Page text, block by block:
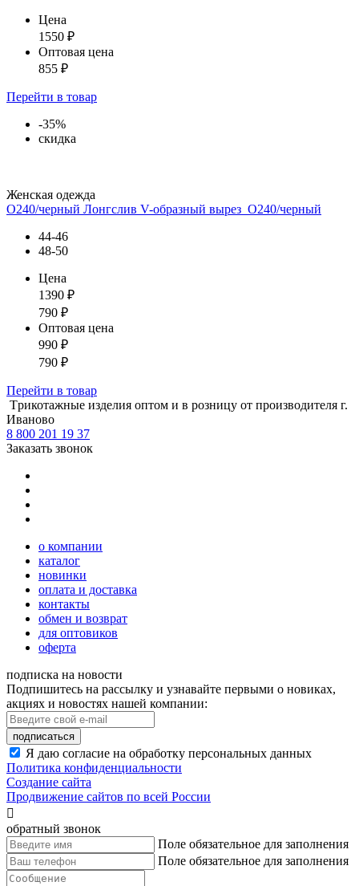
Цена
1550 ₽
Оптовая цена
855 ₽
Перейти в товар
-35%
скидка
Женская одежда
О240/черный Лонгслив V-образный вырез_О240/черный
44-46
48-50
Цена
1390 ₽
790 ₽
Оптовая цена
990 ₽
790 ₽
Перейти в товар
Tрикотажные изделия оптом и в розницу от производителя г.
Иваново
8 800 201 19 37
Заказать звонок
о компании
каталог
новинки
оплата и доставка
контакты
обмен и возврат
для оптовиков
оферта
подписка на новости
Подпишитесь на рассылку и узнавайте первыми о новиках,
акциях и новостях нашей компании:
подписаться
Я даю согласие на обработку персональных данных
Политика конфиденциальности
Создание сайта
Продвижение сайтов по всей России

обратный звонок
Поле обязательное для заполнения
Поле обязательное для заполнения